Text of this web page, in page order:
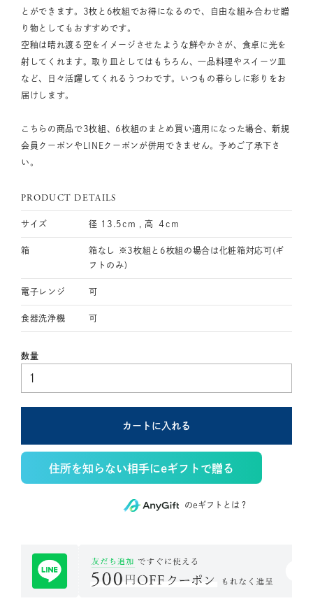
とができます。3枚と6枚組でお得になるので、自由な組み合わせ贈
り物としてもおすすめです。
空釉は晴れ渡る空をイメージさせたような鮮やかさが、食卓に光を
射してくれます。取り皿としてはもちろん、一品料理やスイーツ皿
など、日々活躍してくれるうつわです。いつもの暮らしに彩りをお
届けします。
こちらの商品で3枚組、6枚組のまとめ買い適用になった場合、新規
会員クーポンやLINEクーポンが併用できません。予めご了承下さ
い。
PRODUCT DETAILS
サイズ 径 13.5cm , 高 ４cm
箱
箱なし ※3枚組と6枚組の場合は化粧箱対応可(ギ
フトのみ)
電子レンジ 可
食器洗浄機 可
カートに入れる
住所を知らない相手にeギフトで贈る
のeギフトとは？